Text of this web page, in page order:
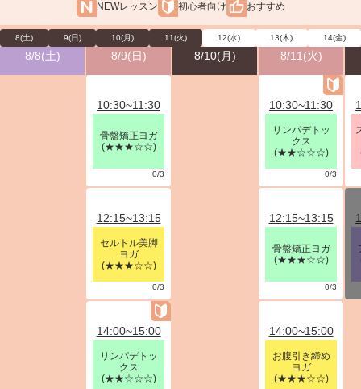
NEWレッスン 初心者向け おすすめ
8(土) 9(日) 10(月) 11(火) 12(水) 13(木) 14(金)
8/8(土) 8/9(日) 8/10(月) 8/11(火)
10:30~11:30
骨盤矯正ヨガ
(★★★☆☆)
0/3
10:30~11:30
リンパデトッ
クス
(★★☆☆☆)
0/3
12:15~13:15
セルトル美脚
ヨガ
(★★★☆☆)
0/3
12:15~13:15
骨盤矯正ヨガ
(★★★☆☆)
0/3
14:00~15:00
リンパデトッ
クス
(★★☆☆☆)
14:00~15:00
お腹引き締め
ヨガ
(★★★☆☆)